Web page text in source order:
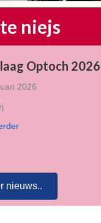
niejs
Optoch 2026
2026
nieuws..